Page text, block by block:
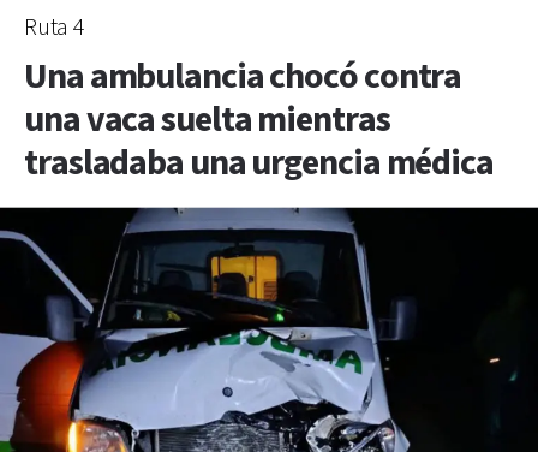
Ruta 4
Una ambulancia chocó contra
una vaca suelta mientras
trasladaba una urgencia médica